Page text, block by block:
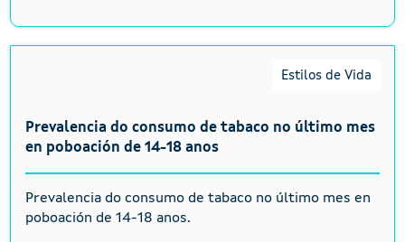
Estilos de Vida
Prevalencia do consumo de tabaco no último mes
en poboación de 14-18 anos
Prevalencia do consumo de tabaco no último mes en
poboación de 14-18 anos.